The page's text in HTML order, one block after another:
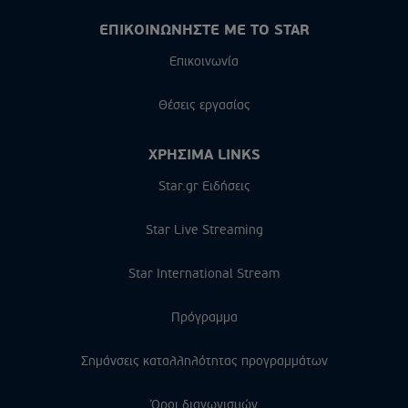
ΕΠΙΚΟΙΝΩΝΗΣΤΕ ΜΕ ΤΟ STAR
Επικοινωνία
Θέσεις εργασίας
ΧΡΗΣΙΜΑ LINKS
Star.gr Ειδήσεις
Star Live Streaming
Star International Stream
Πρόγραμμα
Σημάνσεις καταλληλότητας προγραμμάτων
Όροι διαγωνισμών